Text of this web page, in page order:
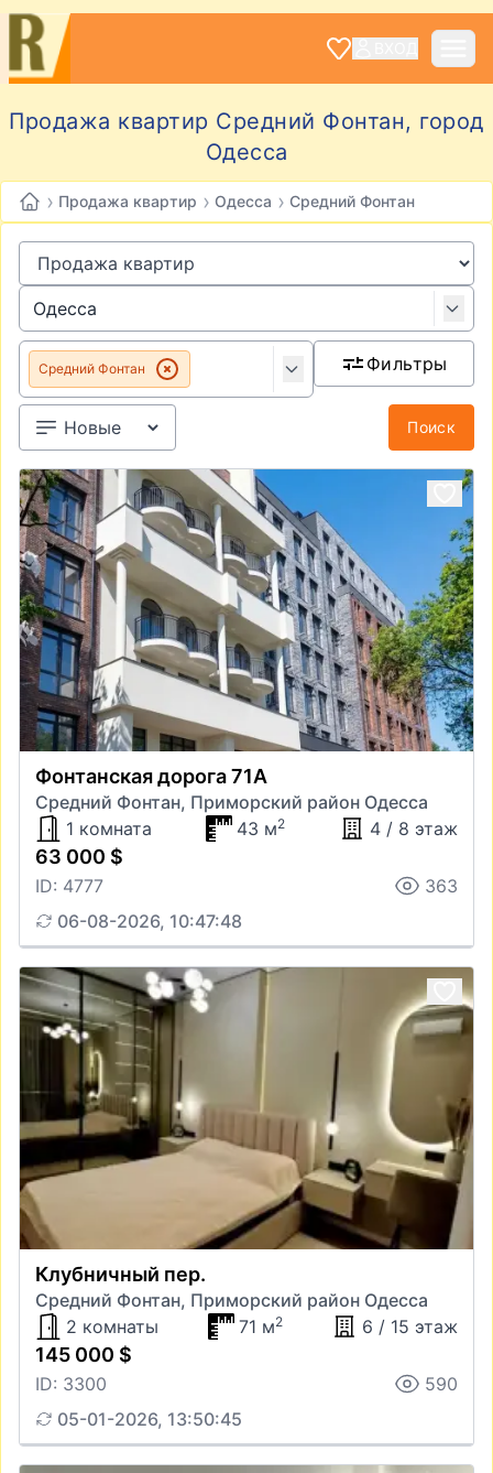
Продажа квартир Средний Фонтан, город
Одесса
› Продажа квартир › Одесса › Средний Фонтан
Средний Фонтан Фильтры
Поиск
Фонтанская дорога 71А
Средний Фонтан, Приморский район Одесса
1 комната
43 м2 4 / 8 этаж
63 000 $
ID: 4777
363
06-08-2026, 10:47:48
Клубничный пер.
Средний Фонтан, Приморский район Одесса
2 комнаты
71 м2 6 / 15 этаж
145 000 $
ID: 3300
590
05-01-2026, 13:50:45